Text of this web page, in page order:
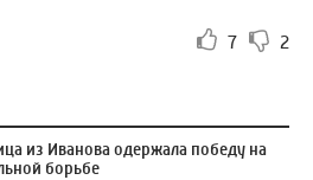
7 2
из Иванова одержала победу на
борьбе